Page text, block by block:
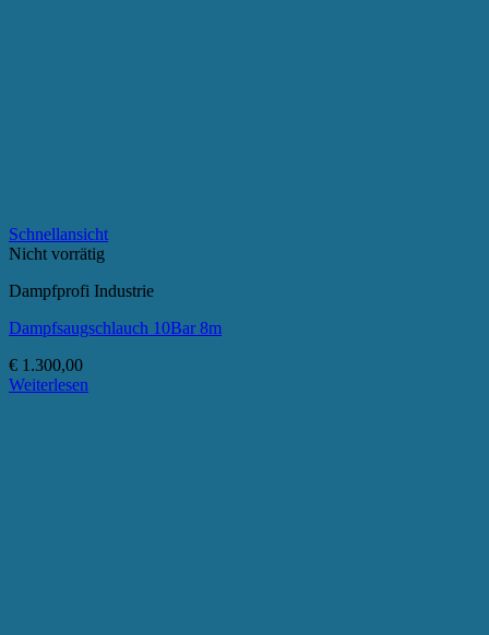
Schnellansicht
Nicht vorrätig
Dampfprofi Industrie
Dampfsaugschlauch 10Bar 8m
€ 1.300,00
Weiterlesen